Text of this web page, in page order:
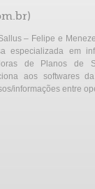
)
– Felipe e
especializada em
de Planos de
aos softwares
informações entre